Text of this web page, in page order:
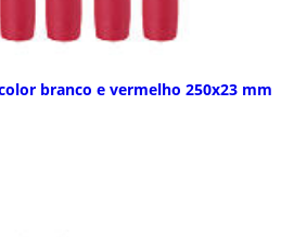
branco e vermelho 250x23 mm